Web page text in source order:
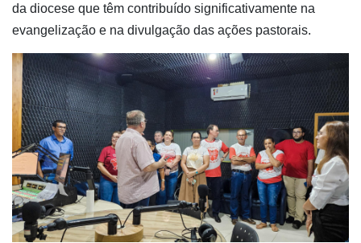
da diocese que têm contribuído significativamente na
evangelização e na divulgação das ações pastorais.